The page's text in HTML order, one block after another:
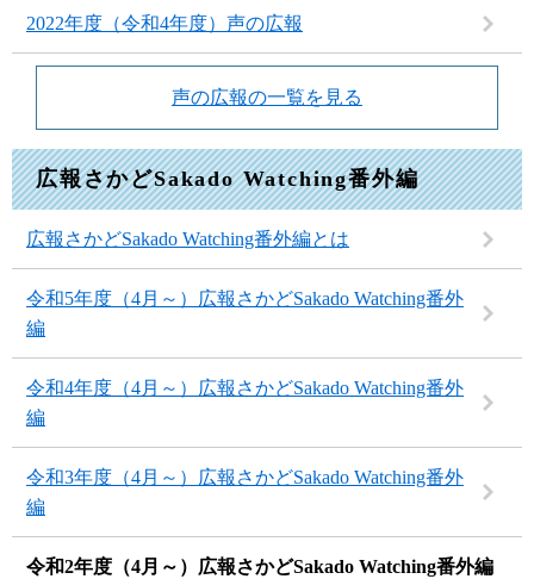
2022年度（令和4年度）声の広報
声の広報の一覧を見る
広報さかどSakado Watching番外編
広報さかどSakado Watching番外編とは
令和5年度（4月～）広報さかどSakado Watching番外
編
令和4年度（4月～）広報さかどSakado Watching番外
編
令和3年度（4月～）広報さかどSakado Watching番外
編
令和2年度（4月～）広報さかどSakado Watching番外編